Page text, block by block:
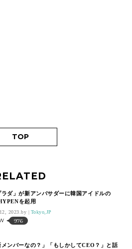
TOP
ラダ」が新アンバサダーに韓国アイドルの
を起用
2023. Tokyo,JP
976
メンバーなの？」「もしかしてCEO？」と話